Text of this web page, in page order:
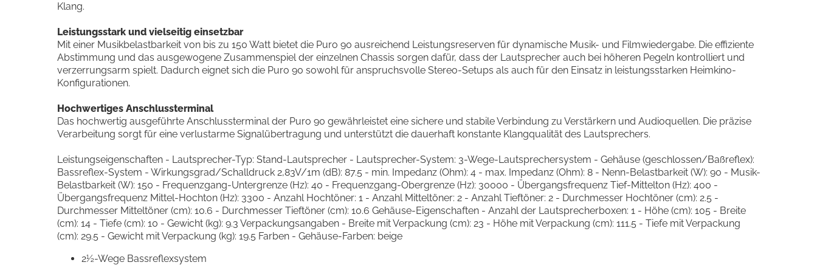
Klang.
Leistungsstark und vielseitig einsetzbar
Mit einer Musikbelastbarkeit von bis zu 150 Watt bietet die Puro 90 ausreichend Leistungsreserven für dynamische Musik- und Filmwiedergabe. Die effiziente
Abstimmung und das ausgewogene Zusammenspiel der einzelnen Chassis sorgen dafür, dass der Lautsprecher auch bei höheren Pegeln kontrolliert und
verzerrungsarm spielt. Dadurch eignet sich die Puro 90 sowohl für anspruchsvolle Stereo-Setups als auch für den Einsatz in leistungsstarken Heimkino-
Konfigurationen.
Hochwertiges Anschlussterminal
Das hochwertig ausgeführte Anschlussterminal der Puro 90 gewährleistet eine sichere und stabile Verbindung zu Verstärkern und Audioquellen. Die präzise
Verarbeitung sorgt für eine verlustarme Signalübertragung und unterstützt die dauerhaft konstante Klangqualität des Lautsprechers.
Leistungseigenschaften - Lautsprecher-Typ: Stand-Lautsprecher - Lautsprecher-System: 3-Wege-Lautsprechersystem - Gehäuse (geschlossen/Baßreflex):
Bassreflex-System - Wirkungsgrad/Schalldruck 2,83V/1m (dB): 87.5 - min. Impedanz (Ohm): 4 - max. Impedanz (Ohm): 8 - Nenn-Belastbarkeit (W): 90 - Musik-
Belastbarkeit (W): 150 - Frequenzgang-Untergrenze (Hz): 40 - Frequenzgang-Obergrenze (Hz): 30000 - Übergangsfrequenz Tief-Mittelton (Hz): 400 -
Übergangsfrequenz Mittel-Hochton (Hz): 3300 - Anzahl Hochtöner: 1 - Anzahl Mitteltöner: 2 - Anzahl Tieftöner: 2 - Durchmesser Hochtöner (cm): 2.5 -
Durchmesser Mitteltöner (cm): 10.6 - Durchmesser Tieftöner (cm): 10.6 Gehäuse-Eigenschaften - Anzahl der Lautsprecherboxen: 1 - Höhe (cm): 105 - Breite
(cm): 14 - Tiefe (cm): 10 - Gewicht (kg): 9.3 Verpackungsangaben - Breite mit Verpackung (cm): 23 - Höhe mit Verpackung (cm): 111.5 - Tiefe mit Verpackung
(cm): 29.5 - Gewicht mit Verpackung (kg): 19.5 Farben - Gehäuse-Farben: beige
2½-Wege Bassreflexsystem